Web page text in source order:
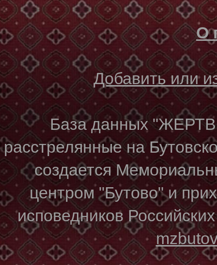
О
Добавить или
База данных
расстрелянные на
создается
центром "Бутово" и
исповедников